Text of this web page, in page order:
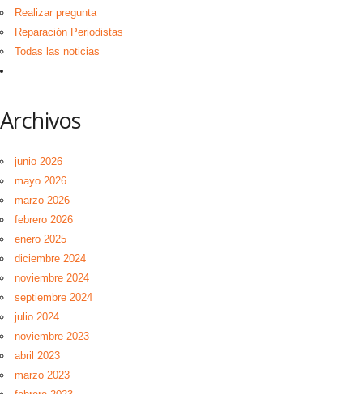
Realizar pregunta
Reparación Periodistas
Todas las noticias
Archivos
junio 2026
mayo 2026
marzo 2026
febrero 2026
enero 2025
diciembre 2024
noviembre 2024
septiembre 2024
julio 2024
noviembre 2023
abril 2023
marzo 2023